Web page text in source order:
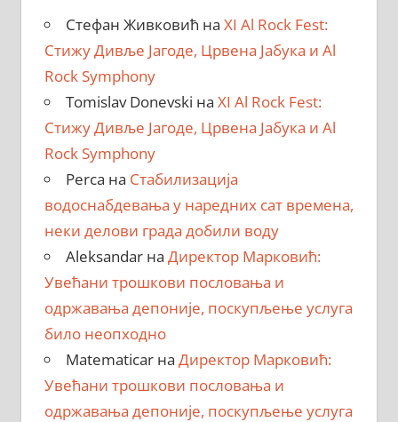
Стефан Живковић на XI Al Rock Fest:
Стижу Дивље Јагоде, Црвена Јабука и Al
Rock Symphony
Tomislav Donevski на XI Al Rock Fest:
Стижу Дивље Јагоде, Црвена Јабука и Al
Rock Symphony
Perca на Стабилизација
водоснабдевања у наредних сат времена,
неки делови града добили воду
Aleksandarна Директор Марковић:
Увећани трошкови пословања и
одржавања депоније, поскупљење услуга
било неопходно
Matematicarна Директор Марковић:
Увећани трошкови пословања и
одржавања депоније, поскупљење услуга